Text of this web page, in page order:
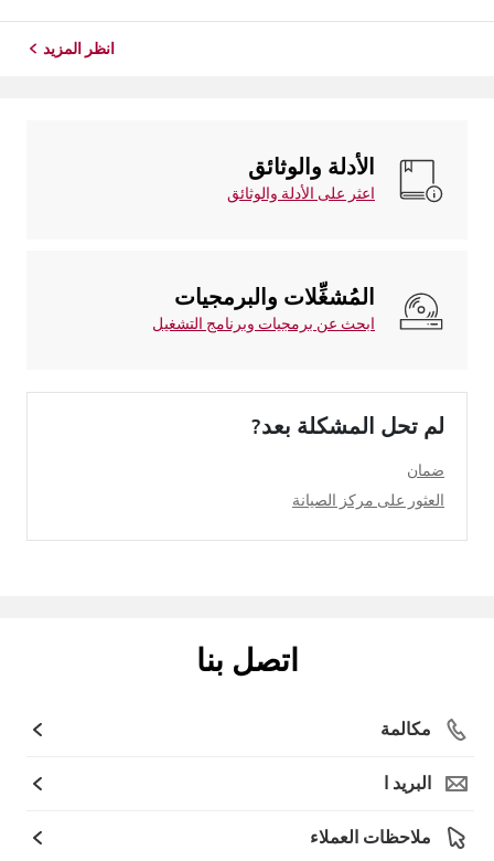
انظر المزيد
الأدلة والوثائق
اعثر على الأدلة والوثائق
المُشغِّلات والبرمجيات
ابحث عن برمجيات وبرنامج التشغيل
لم تحل المشكلة بعد?
ضمان
العثور على مركز الصيانة
اتصل بنا
مكالمة
البريد ا
ملاحظات العملاء